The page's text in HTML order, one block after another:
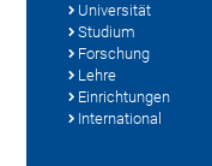
Universität
Studium
Forschung
Lehre
Einrichtungen
International